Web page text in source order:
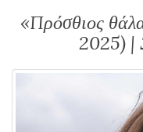
«Πρόσθιος
2025) |